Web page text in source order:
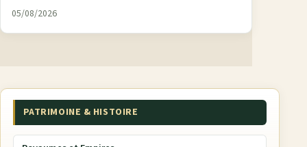
05/08/2026
PATRIMOINE & HISTOIRE